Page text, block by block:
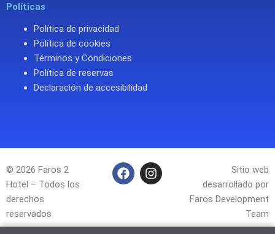
Políticas
Política de privacidad
Política de cookies
Términos y Condiciones
Política de reservas
Declaración de accesibilidad
© 2026 Faros 2
Hotel – Todos los
derechos
reservados
F
a
o
I
n
g
Sitio web
desarrollado por
Faros Development
Team